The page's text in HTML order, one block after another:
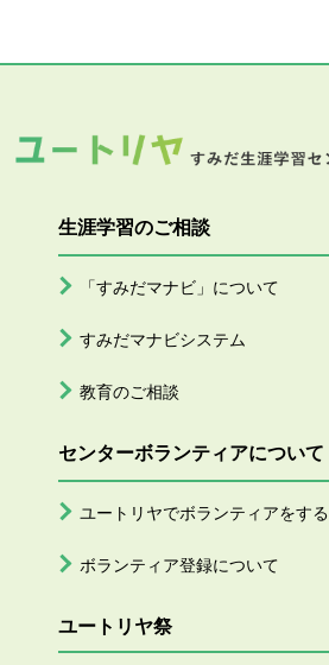
生涯学習のご相談
「すみだマナビ」について
すみだマナビシステム
教育のご相談
センターボランティアについて
ユートリヤでボランティアをする
ボランティア登録について
ユートリヤ祭